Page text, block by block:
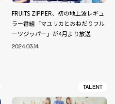
FRUITS ZIPPER、初の地上波レギュ
ラー番組「マユリカとおねだりフル
ーツジッパー」が4月より放送
2024.03.14
TALENT